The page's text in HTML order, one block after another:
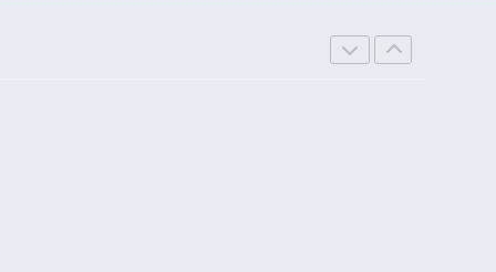
De Tadla Azilal
Consacrés Produits